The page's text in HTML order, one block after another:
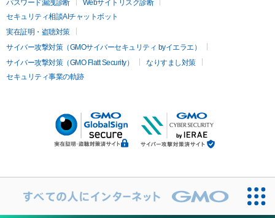
パスワード漏洩診断
Webサイトリスク診断
セキュリティ相談AIチャットボット
実在証明・盗聴対策
サイバー攻撃対策（GMOサイバーセキュリティ byイエラエ）
サイバー攻撃対策（GMO Flatt Security）
なりすまし対策
セキュリティ事業の軌跡